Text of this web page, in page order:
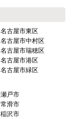
名古屋市東区
名古屋市中村区
名古屋市瑞穂区
名古屋市港区
名古屋市緑区
瀬戸市
常滑市
稲沢市